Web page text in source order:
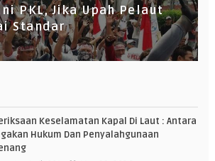
PKL, Jika Upah Pelaut
Standar
Keselamatan Kapal Di Laut : Antara
Hukum Dan Penyalahgunaan